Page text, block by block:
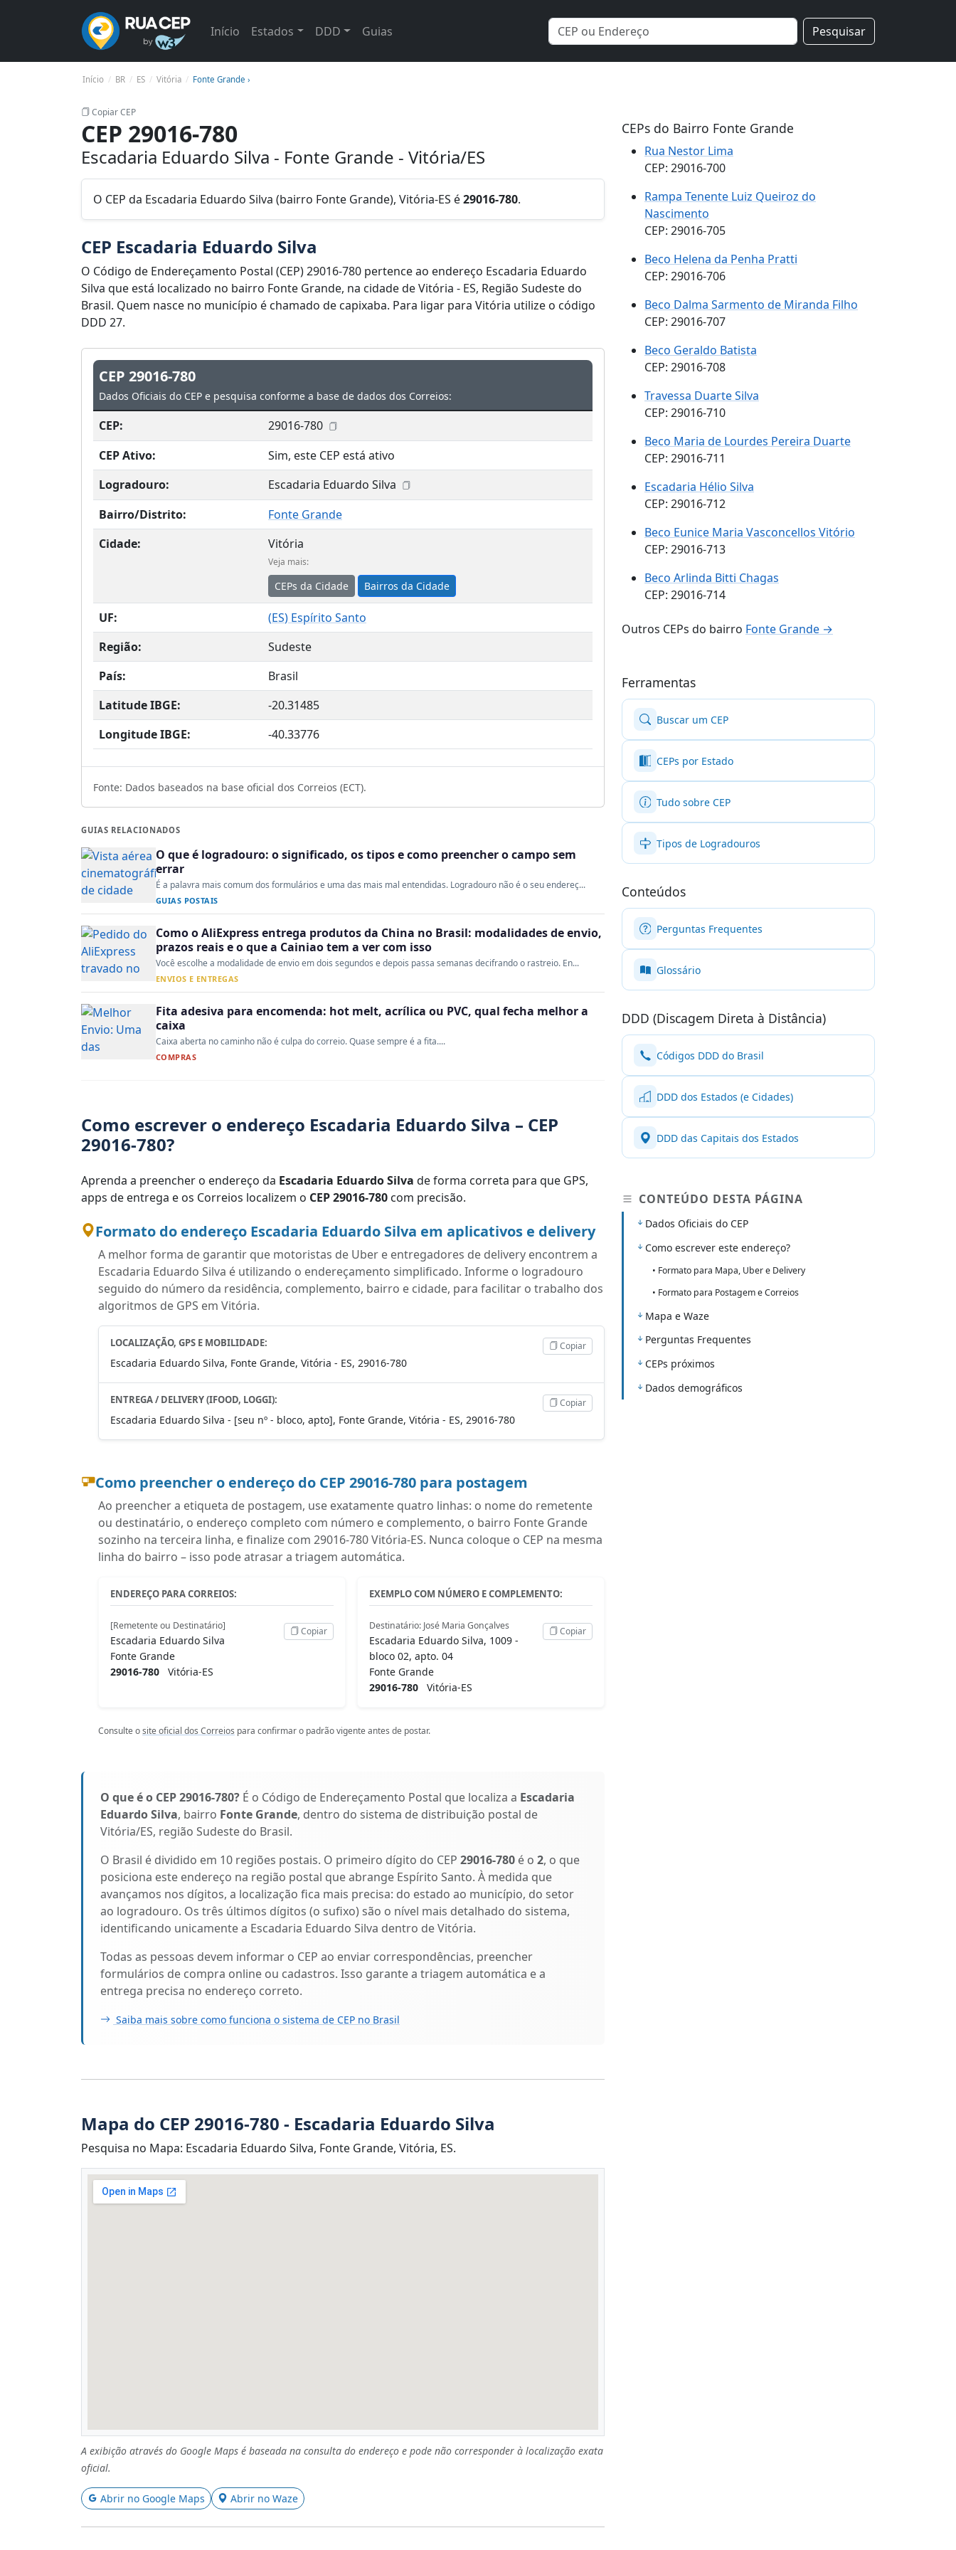
Início Estados DDD Guias Pesquisar
Início BR ES Vitória Fonte Grande ›
Copiar CEP
CEP 29016-780
Escadaria Eduardo Silva - Fonte Grande - Vitória/ES
O CEP da Escadaria Eduardo Silva (bairro Fonte Grande), Vitória-ES é29016-780.
CEP Escadaria Eduardo Silva
O Código de Endereçamento Postal (CEP) 29016-780 pertence ao endereço Escadaria Eduardo
Silva que está localizado no bairro Fonte Grande, na cidade de Vitória - ES, Região Sudeste do
Brasil. Quem nasce no município é chamado de capixaba. Para ligar para Vitória utilize o código
DDD 27.
CEP 29016-780
Dados Oficiais do CEP e pesquisa conforme a base de dados dos Correios:
CEP:
29016-780
CEP Ativo:
Sim, este CEP está ativo
Logradouro:
Escadaria Eduardo Silva
Bairro/Distrito:
Fonte Grande
Cidade:
Vitória
Veja mais:
CEPs da Cidade Bairros da Cidade
UF: (ES) Espírito Santo
Região:
Sudeste
País:
Brasil
Latitude IBGE:
-20.31485
Longitude IBGE:
-40.33776
Fonte: Dados baseados na base oficial dos Correios (ECT).
GUIAS RELACIONADOS
O que é logradouro: o significado, os tipos e como preencher o campo sem
errar
É a palavra mais comum dos formulários e uma das mais mal entendidas. Logradouro não é o seu endereç...
GUIAS POSTAIS
Como o AliExpress entrega produtos da China no Brasil: modalidades de envio,
prazos reais e o que a Cainiao tem a ver com isso
Você escolhe a modalidade de envio em dois segundos e depois passa semanas decifrando o rastreio. En...
ENVIOS E ENTREGAS
Fita adesiva para encomenda: hot melt, acrílica ou PVC, qual fecha melhor a
caixa
Caixa aberta no caminho não é culpa do correio. Quase sempre é a fita....
COMPRAS
Como escrever o endereço Escadaria Eduardo Silva – CEP
29016-780?
Aprenda a preencher o endereço da Escadaria Eduardo Silva de forma correta para que GPS,
apps de entrega e os Correios localizem o CEP 29016-780 com precisão.
Formato do endereço Escadaria Eduardo Silva em aplicativos e delivery
A melhor forma de garantir que motoristas de Uber e entregadores de delivery encontrem a
Escadaria Eduardo Silva é utilizando o endereçamento simplificado. Informe o logradouro
seguido do número da residência, complemento, bairro e cidade, para facilitar o trabalho dos
algoritmos de GPS em Vitória.
LOCALIZAÇÃO, GPS E MOBILIDADE:
Escadaria Eduardo Silva, Fonte Grande, Vitória - ES, 29016-780
Copiar
ENTREGA / DELIVERY (IFOOD, LOGGI):
Escadaria Eduardo Silva - [seu nº - bloco, apto], Fonte Grande, Vitória - ES, 29016-780
Copiar
Como preencher o endereço do CEP 29016-780 para postagem
Ao preencher a etiqueta de postagem, use exatamente quatro linhas: o nome do remetente
ou destinatário, o endereço completo com número e complemento, o bairro Fonte Grande
sozinho na terceira linha, e finalize com 29016-780 Vitória-ES. Nunca coloque o CEP na mesma
linha do bairro – isso pode atrasar a triagem automática.
ENDEREÇO PARA CORREIOS:
[Remetente ou Destinatário]
Escadaria Eduardo Silva
Fonte Grande
29016-780 Vitória-ES
Copiar
EXEMPLO COM NÚMERO E COMPLEMENTO:
Destinatário: José Maria Gonçalves
Escadaria Eduardo Silva, 1009 -
bloco 02, apto. 04
Fonte Grande
29016-780 Vitória-ES
Copiar
Consulte osite oficial dos Correios para confirmar o padrão vigente antes de postar.
O que é o CEP 29016-780? É o Código de Endereçamento Postal que localiza a Escadaria
Eduardo Silva, bairro Fonte Grande, dentro do sistema de distribuição postal de
Vitória/ES, região Sudeste do Brasil.
O Brasil é dividido em 10 regiões postais. O primeiro dígito do CEP 29016-780 é o 2, o que
posiciona este endereço na região postal que abrange Espírito Santo. À medida que
avançamos nos dígitos, a localização fica mais precisa: do estado ao município, do setor
ao logradouro. Os três últimos dígitos (o sufixo) são o nível mais detalhado do sistema,
identificando unicamente a Escadaria Eduardo Silva dentro de Vitória.
Todas as pessoas devem informar o CEP ao enviar correspondências, preencher
formulários de compra online ou cadastros. Isso garante a triagem automática e a
entrega precisa no endereço correto.
Saiba mais sobre como funciona o sistema de CEP no Brasil
Mapa do CEP 29016-780 - Escadaria Eduardo Silva
Pesquisa no Mapa: Escadaria Eduardo Silva, Fonte Grande, Vitória, ES.
A exibição através do Google Maps é baseada na consulta do endereço e pode não corresponder à localização exata
oficial.
Abrir no Google Maps Abrir no Waze
CEPs do Bairro Fonte Grande
Rua Nestor Lima
CEP: 29016-700
Rampa Tenente Luiz Queiroz do
Nascimento
CEP: 29016-705
Beco Helena da Penha Pratti
CEP: 29016-706
Beco Dalma Sarmento de Miranda Filho
CEP: 29016-707
Beco Geraldo Batista
CEP: 29016-708
Travessa Duarte Silva
CEP: 29016-710
Beco Maria de Lourdes Pereira Duarte
CEP: 29016-711
Escadaria Hélio Silva
CEP: 29016-712
Beco Eunice Maria Vasconcellos Vitório
CEP: 29016-713
Beco Arlinda Bitti Chagas
CEP: 29016-714
Outros CEPs do bairro Fonte Grande →
Ferramentas
Buscar um CEP
CEPs por Estado
Tudo sobre CEP
Tipos de Logradouros
Conteúdos
Perguntas Frequentes
Glossário
DDD (Discagem Direta à Distância)
Códigos DDD do Brasil
DDD dos Estados (e Cidades)
DDD das Capitais dos Estados
CONTEÚDO DESTA PÁGINA
Dados Oficiais do CEP
Como escrever este endereço?
• Formato para Mapa, Uber e Delivery
• Formato para Postagem e Correios
Mapa e Waze
Perguntas Frequentes
CEPs próximos
Dados demográficos